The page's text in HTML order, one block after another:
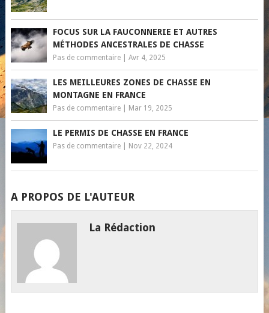
FOCUS SUR LA FAUCONNERIE ET AUTRES
MÉTHODES ANCESTRALES DE CHASSE
Pas de commentaire| Avr 4, 2025
LES MEILLEURES ZONES DE CHASSE EN
MONTAGNE EN FRANCE
Pas de commentaire| Mar 19, 2025
LE PERMIS DE CHASSE EN FRANCE
Pas de commentaire| Nov 22, 2024
A PROPOS DE L'AUTEUR
La Rédaction